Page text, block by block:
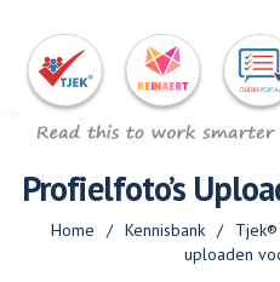
Profielfoto’s
Home / Kennisbank / Tjek®
uploaden